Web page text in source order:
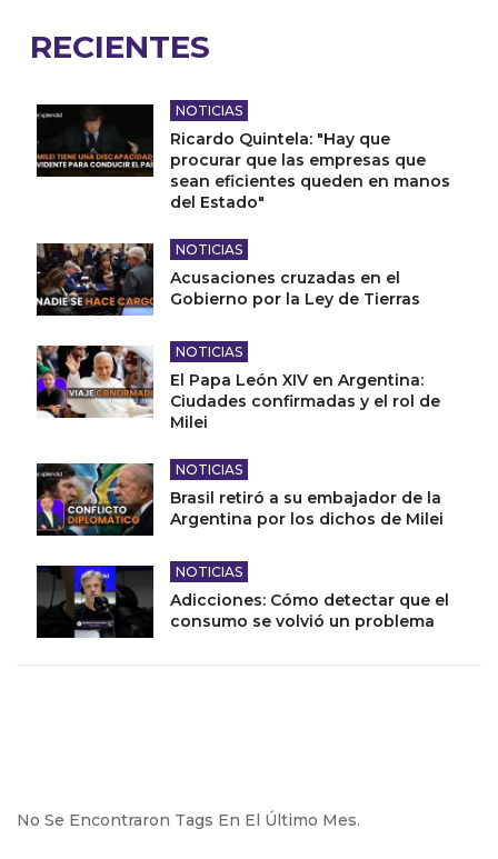
RECIENTES
NOTICIAS
Ricardo Quintela: "Hay que
procurar que las empresas que
sean eficientes queden en manos
del Estado"
NOTICIAS
Acusaciones cruzadas en el
Gobierno por la Ley de Tierras
NOTICIAS
El Papa León XIV en Argentina:
Ciudades confirmadas y el rol de
Milei
NOTICIAS
Brasil retiró a su embajador de la
Argentina por los dichos de Milei
NOTICIAS
Adicciones: Cómo detectar que el
consumo se volvió un problema
No Se Encontraron Tags En El Último Mes.